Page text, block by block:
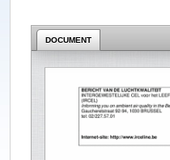
DOCUMENT